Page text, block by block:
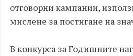
отговорни кампании,
мислене за постигане на
В конкурса за Годишните